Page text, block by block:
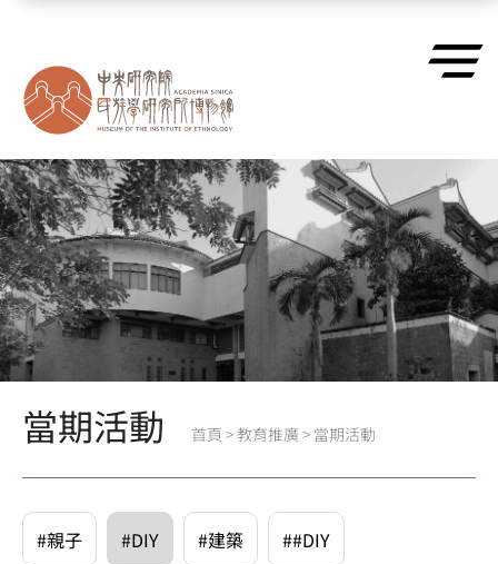
當期活動 首頁 >教育推廣 > 當期活動
#親子 #DIY #建築 ##DIY